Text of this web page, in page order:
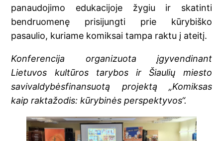
panaudojimo edukacijoje žygiu ir skatinti
bendruomenę prisijungti prie kūrybiško
pasaulio, kuriame komiksai tampa raktu į ateitį.
Konferencija organizuota įgyvendinant
Lietuvos kultūros tarybos ir Šiaulių miesto
savivaldybėsfinansuotą projektą „Komiksas
kaip raktažodis: kūrybinės perspektyvos“.